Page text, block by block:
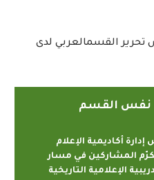
تحرير القسمالعربي لدى
نفس القسم
أكاديمية الإعلام
المشاركين في مسار
الإعلامية التاريخية